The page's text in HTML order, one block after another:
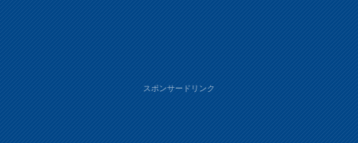
スポンサードリンク